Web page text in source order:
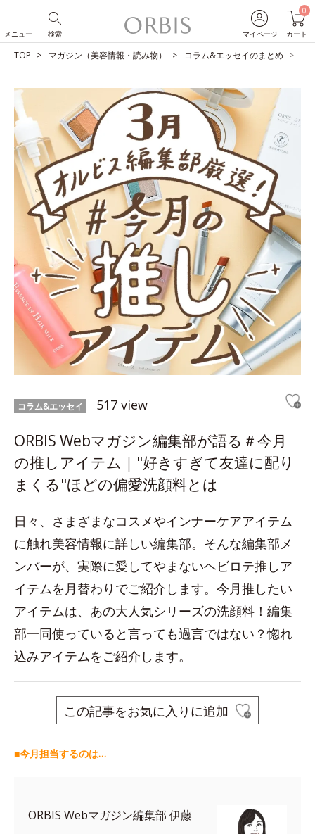
マイページ
0
カート
検索
メニュー
TOP マガジン（美容情報・読み物） コラム&エッセイのまとめ
コラム&エッセイ 517 view
ORBIS Webマガジン編集部が語る＃今月
の推しアイテム｜"好きすぎて友達に配り
まくる"ほどの偏愛洗顔料とは
日々、さまざまなコスメやインナーケアアイテム
に触れ美容情報に詳しい編集部。そんな編集部メ
ンバーが、実際に愛してやまないヘビロテ推しア
イテムを月替わりでご紹介します。今月推したい
アイテムは、あの大人気シリーズの洗顔料！編集
部一同使っていると言っても過言ではない？惚れ
込みアイテムをご紹介します。
この記事をお気に入りに追加
■今月担当するのは…
ORBIS Webマガジン編集部 伊藤